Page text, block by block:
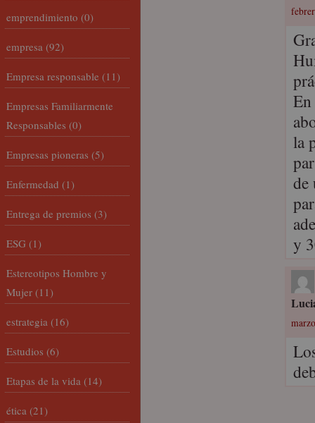
la
de
y
emprendimiento (0)
empresa (92)
Empresa responsable (11)
Empresas Familiarmente
Responsables (0)
Empresas pioneras (5)
Enfermedad (1)
Entrega de premios (3)
ESG (1)
Estereotipos Hombre y
Mujer (11)
estrategia (16)
Estudios (6)
Etapas de la vida (14)
ética (21)